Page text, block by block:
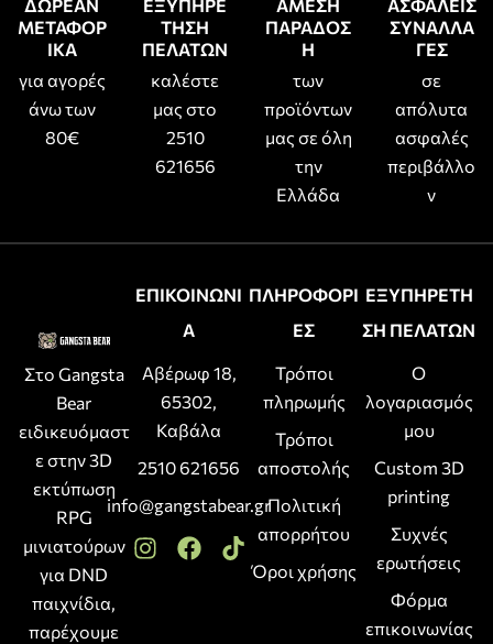
ΔΩΡΕΑΝ
ΜΕΤΑΦΟΡ
ΙΚΑ
για αγορές
άνω των
80€
ΕΞΥΠΗΡΕ
ΤΗΣΗ
ΠΕΛΑΤΩΝ
καλέστε
μας στο
2510
621656
ΑΜΕΣΗ
ΠΑΡΑΔΟΣ
Η
των
προϊόντων
μας σε όλη
την
Ελλάδα
ΑΣΦΑΛΕΙΣ
ΣΥΝΑΛΛΑ
ΓΕΣ
σε
απόλυτα
ασφαλές
περιβάλλο
ν
Στο Gangsta
Bear
ειδικευόμαστ
ε στην 3D
εκτύπωση
RPG
μινιατούρων
για DND
παιχνίδια,
παρέχουμε
ΕΠΙΚΟΙΝΩΝΙ
Α
Αβέρωφ 18,
65302,
Καβάλα
2510 621656
info@gangstabear.gr
ΠΛΗΡΟΦΟΡΙ
ΕΣ
Τρόποι
πληρωμής
Τρόποι
αποστολής
Πολιτική
απορρήτου
Όροι χρήσης
ΕΞΥΠΗΡΕΤΗ
ΣΗ ΠΕΛΑΤΩΝ
Ο
λογαριασμός
μου
Custom 3D
printing
Συχνές
ερωτήσεις
Φόρμα
επικοινωνίας